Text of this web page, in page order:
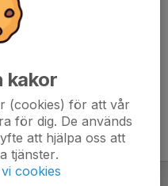
kakor
(cookies) för att vår
för dig. De används
att hjälpa oss att
tjänster.
cookies